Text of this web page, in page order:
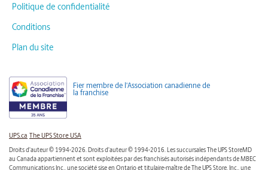
Politique de confidentialité
Conditions
Plan du site
Fier membre de l'Association canadienne de
la franchise
UPS.ca The UPS Store USA
Droits d'auteur © 1994-2026. Droits d'auteur © 1994-2016. Les succursales The UPS StoreMD
au Canada appartiennent et sont exploitées par des franchisés autorisés indépendants de MBEC
Communications Inc., une société sise en Ontario et titulaire-maître de The UPS Store, Inc., une